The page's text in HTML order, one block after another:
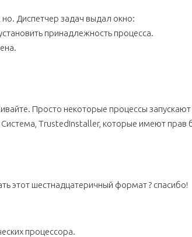
Диспетчер задач выдал окно:
принадлежность процесса.
Просто некоторые процессы
Система, TrustedInstaller, которые имеют прав
этот шестнадцатеричный формат ? спасибо!
процессора.